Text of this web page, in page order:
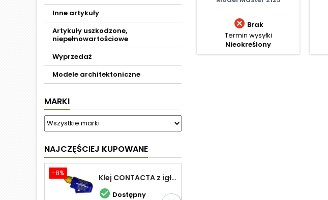
Inne artykuły
Artykuły uszkodzone,
niepełnowartościowe
Wyprzedaż
Modele architektoniczne
MARKI
NAJCZĘŚCIEJ KUPOWANE
-8% Klej CONTACTA z igłą do plastiku 25,0 g
 Dostępny
 Brak
Termin wysyłki
Nieokreślony